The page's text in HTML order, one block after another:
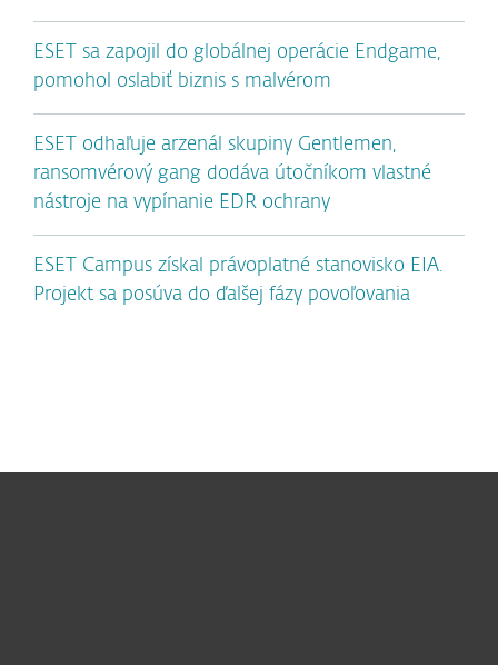
ESET sa zapojil do globálnej operácie Endgame,
pomohol oslabiť biznis s malvérom
ESET odhaľuje arzenál skupiny Gentlemen,
ransomvérový gang dodáva útočníkom vlastné
nástroje na vypínanie EDR ochrany
ESET Campus získal právoplatné stanovisko EIA.
Projekt sa posúva do ďalšej fázy povoľovania